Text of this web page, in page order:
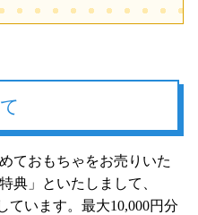
ておもちゃをお売りいた
典」といたしまして、
ています。最大10,000円分